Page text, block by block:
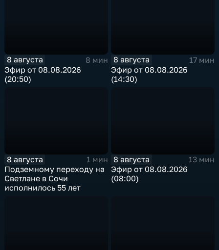
8 августа
8 мин
Эфир от 08.08.2026
(20:50)
8 августа
17 мин
Эфир от 08.08.2026
(14:30)
8 августа
1 мин
Подземному переходу на
Светлане в Сочи
исполнилось 55 лет
8 августа
13 мин
Эфир от 08.08.2026
(08:00)